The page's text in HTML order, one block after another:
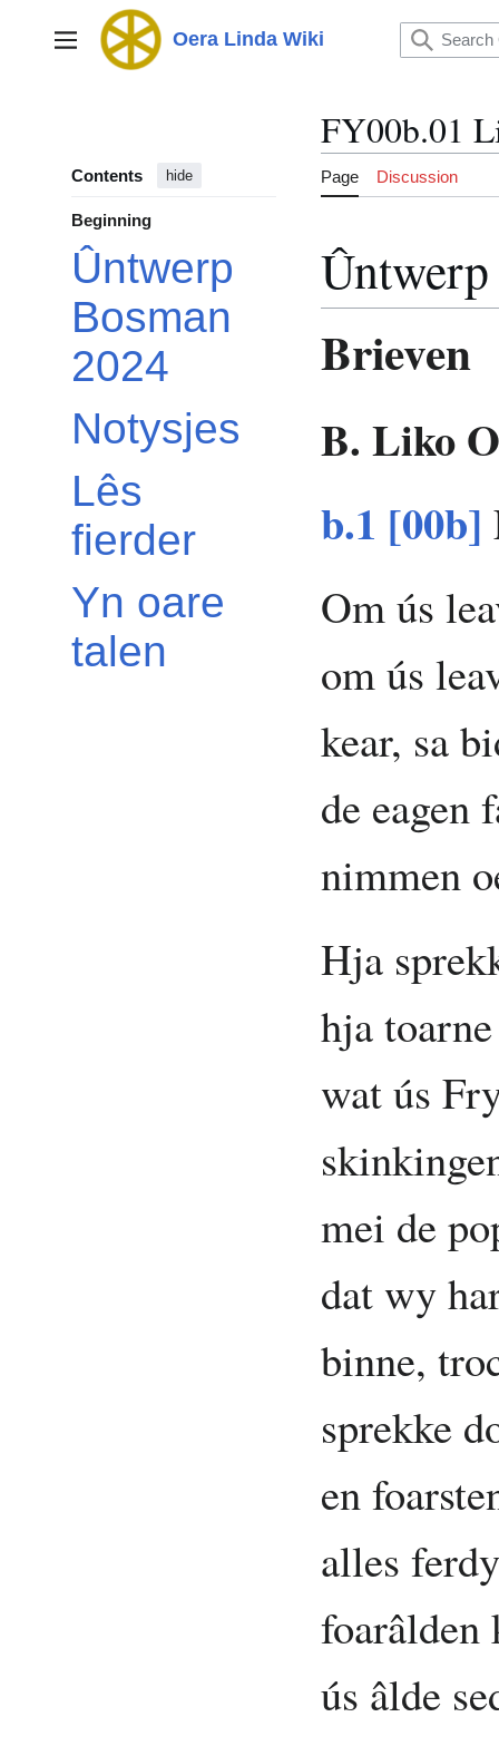
Main menu Oera Linda Wiki
Contents hide
Beginning
Ûntwerp
Bosman
2024
Notysjes
Lês
fierder
Yn oare
talen
FY00b.01
Page Discussion
Brieven
B. Liko
b.1 [00b]
Om ús
om ús
kear, sa
de eagen
nimmen
Hja
hja
wat ús
mei de
dat wy
binne,
sprekke
en
alles
foarâlden
ús âlde